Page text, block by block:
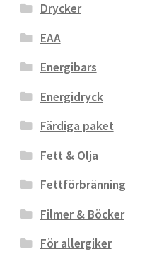
Drycker
EAA
Energibars
Energidryck
Färdiga paket
Fett & Olja
Fettförbränning
Filmer & Böcker
För allergiker